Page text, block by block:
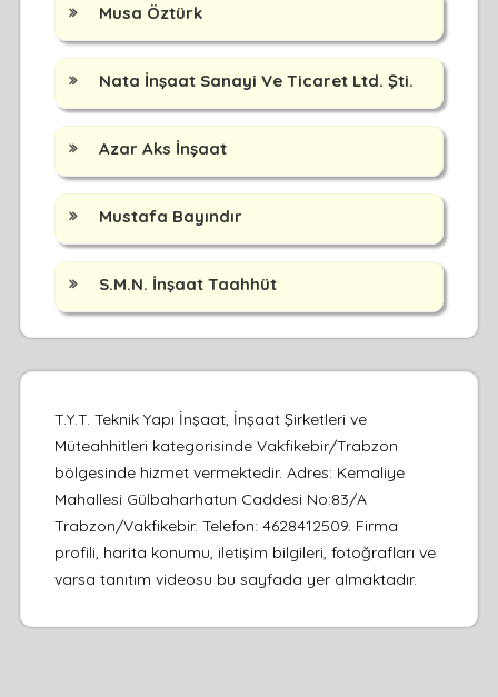
Musa Öztürk
Nata İnşaat Sanayi Ve Ticaret Ltd. Şti.
Azar Aks İnşaat
Mustafa Bayındır
S.M.N. İnşaat Taahhüt
T.Y.T. Teknik Yapı İnşaat, İnşaat Şirketleri ve
Müteahhitleri kategorisinde Vakfikebir/Trabzon
bölgesinde hizmet vermektedir. Adres: Kemaliye
Mahallesi Gülbaharhatun Caddesi No:83/A
Trabzon/Vakfikebir. Telefon: 4628412509. Firma
profili, harita konumu, iletişim bilgileri, fotoğrafları ve
varsa tanıtım videosu bu sayfada yer almaktadır.